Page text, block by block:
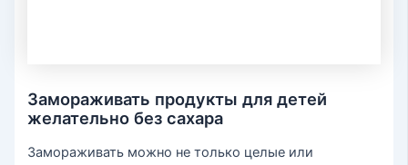
Замораживать продукты для детей
желательно без сахара
Замораживать можно не только целые или